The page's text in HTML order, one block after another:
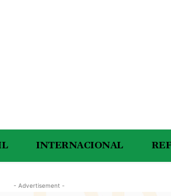
INTERNACIONAL
- Advertisement -